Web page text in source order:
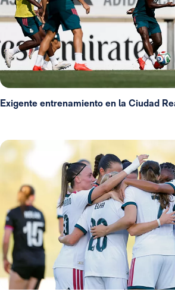
Exigente entrenamiento en la Ciudad